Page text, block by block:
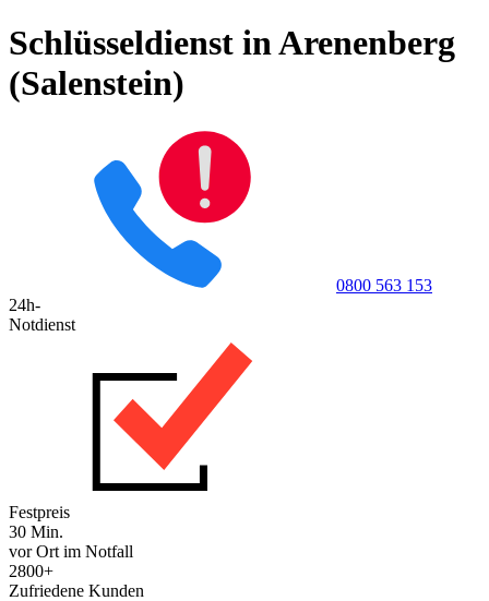
Schlüsseldienst in Arenenberg
(Salenstein)
0800 563 153
24h-
Notdienst
Festpreis
30 Min.
vor Ort im Notfall
2800+
Zufriedene Kunden